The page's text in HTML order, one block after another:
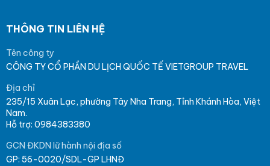
THÔNG TIN LIÊN HỆ
Tên công ty
CÔNG TY CỔ PHẦN DU LỊCH QUỐC TẾ VIETGROUP TRAVEL
Địa chỉ
235/15 Xuân Lạc, phường Tây Nha Trang, Tỉnh Khánh Hòa, Việt
Nam.
Hỗ trợ: 0984383380
GCN ĐKDN lữ hành nội địa số
GP: 56-0020/SDL-GP LHNĐ